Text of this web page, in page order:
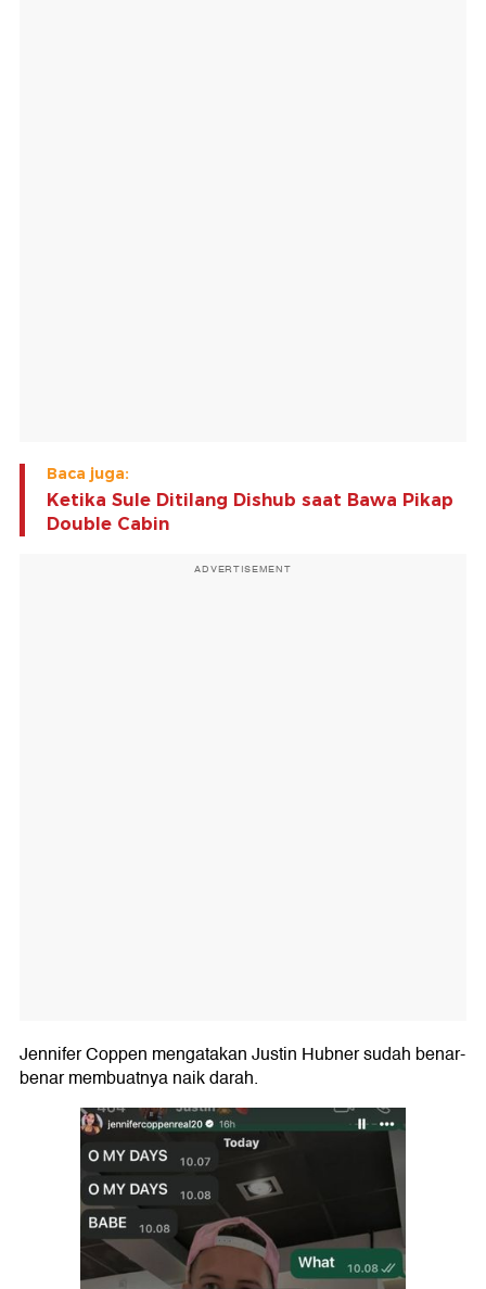
Baca juga:
Ketika Sule Ditilang Dishub saat Bawa Pikap
Double Cabin
ADVERTISEMENT
Jennifer Coppen mengatakan Justin Hubner sudah benar-
benar membuatnya naik darah.